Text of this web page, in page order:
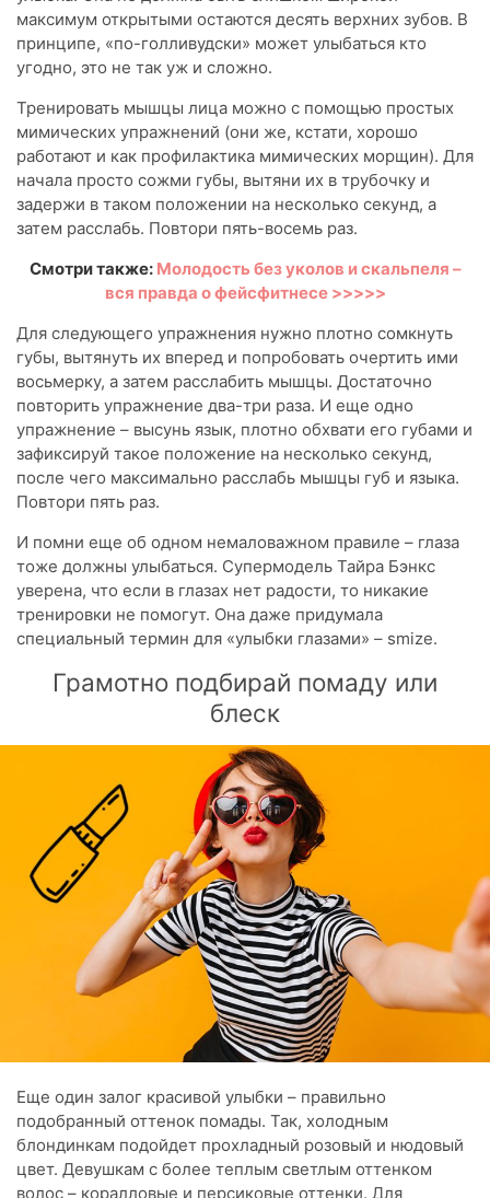
максимум открытыми остаются десять верхних зубов. В
принципе, «по-голливудски» может улыбаться кто
угодно, это не так уж и сложно.
Тренировать мышцы лица можно с помощью простых
мимических упражнений (они же, кстати, хорошо
работают и как профилактика мимических морщин). Для
начала просто сожми губы, вытяни их в трубочку и
задержи в таком положении на несколько секунд, а
затем расслабь. Повтори пять-восемь раз.
Смотри также: Молодость без уколов и скальпеля –
вся правда о фейсфитнесе >>>>>
Для следующего упражнения нужно плотно сомкнуть
губы, вытянуть их вперед и попробовать очертить ими
восьмерку, а затем расслабить мышцы. Достаточно
повторить упражнение два-три раза. И еще одно
упражнение – высунь язык, плотно обхвати его губами и
зафиксируй такое положение на несколько секунд,
после чего максимально расслабь мышцы губ и языка.
Повтори пять раз.
И помни еще об одном немаловажном правиле – глаза
тоже должны улыбаться. Супермодель Тайра Бэнкс
уверена, что если в глазах нет радости, то никакие
тренировки не помогут. Она даже придумала
специальный термин для «улыбки глазами» – smize.
Грамотно подбирай помаду или
блеск
Еще один залог красивой улыбки – правильно
подобранный оттенок помады. Так, холодным
блондинкам подойдет прохладный розовый и нюдовый
цвет. Девушкам с более теплым светлым оттенком
волос – коралловые и персиковые оттенки. Для